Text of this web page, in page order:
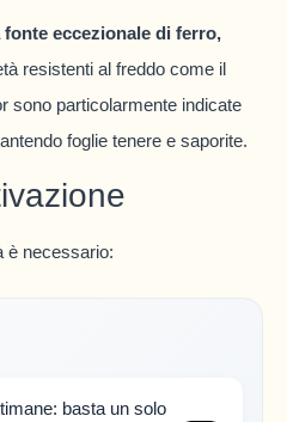
fonte eccezionale di ferro,
resistenti al freddo come il
sono particolarmente indicate
foglie tenere e saporite.
è necessario:
basta un solo